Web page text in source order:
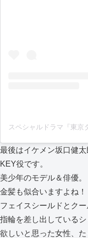
最後はイケメン坂口健太
KEY役です。
美少年のモデル＆俳優。
金髪も似合いますよね！
フェイスシールドとク
指輪を差し出しているシ
欲しいと思った女性、